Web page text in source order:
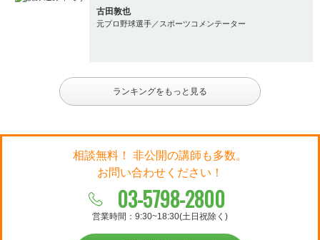
古田敦也
元プロ野球選手／スポーツコメンテーター
ランキングをもっと見る
相談無料！ 非公開の講師も多数。
お問い合わせください！
03-5798-2800
営業時間：9:30~18:30(土日祝除く)